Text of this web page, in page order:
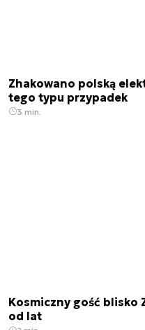
Zhakowano polską
tego typu przypadek
3 min.
Kosmiczny gość blisko
od lat